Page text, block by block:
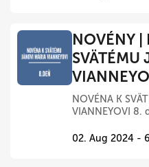
NOVÉNY |
SVÄTÉMU
NOVÉNA K
VIANNEYOVI 8.
02. Aug 2024 -